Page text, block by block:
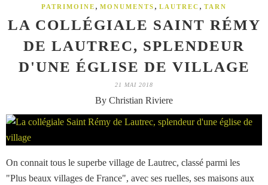
PATRIMOINE , MONUMENTS , LAUTREC , TARN
LA COLLÉGIALE SAINT RÉMY
DE LAUTREC, SPLENDEUR
D'UNE ÉGLISE DE VILLAGE
21 MAI 2018
By Christian Riviere
On connait tous le superbe village de Lautrec, classé parmi les
"Plus beaux villages de France", avec ses ruelles, ses maisons aux